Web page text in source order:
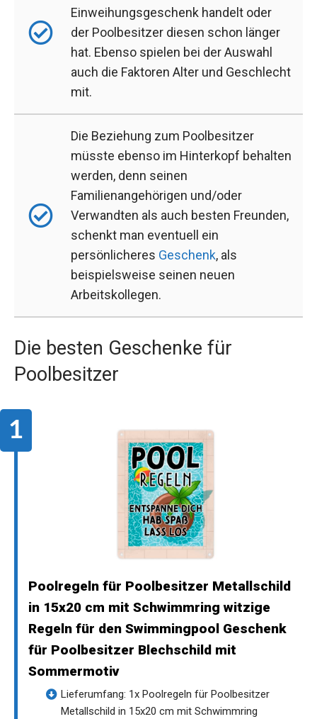
Einweihungsgeschenk handelt oder
der Poolbesitzer diesen schon länger
hat. Ebenso spielen bei der Auswahl
auch die Faktoren Alter und Geschlecht
mit.
Die Beziehung zum Poolbesitzer
müsste ebenso im Hinterkopf behalten
werden, denn seinen
Familienangehörigen und/oder
Verwandten als auch besten Freunden,
schenkt man eventuell ein
persönlicheres Geschenk, als
beispielsweise seinen neuen
Arbeitskollegen.
Die besten Geschenke für
Poolbesitzer
Poolregeln für Poolbesitzer Metallschild
in 15x20 cm mit Schwimmring witzige
Regeln für den Swimmingpool Geschenk
für Poolbesitzer Blechschild mit
Sommermotiv
Lieferumfang: 1x Poolregeln für Poolbesitzer
Metallschild in 15x20 cm mit Schwimmring